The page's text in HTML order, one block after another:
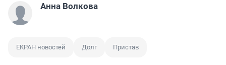
Анна Волкова
ЕКРАН новостей Долг Пристав